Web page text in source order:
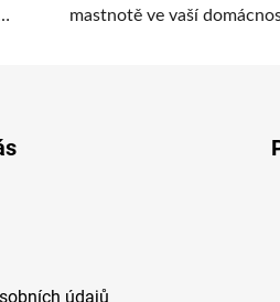
mastnotě ve vaší
nainstalovat i v případě,
údajů